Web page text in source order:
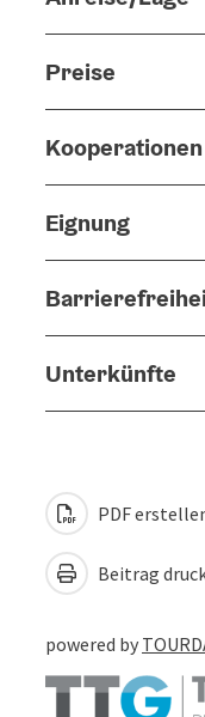
Preise
Kooperationen
Eignung
Unterkünfte
PDF
Beitrag
powered by